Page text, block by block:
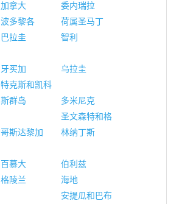
加拿大
委内瑞拉
波多黎各
荷属圣马丁
巴拉圭
智利
牙买加 乌拉圭
特克斯和凯科
斯群岛
多米尼克
哥斯达黎加
圣文森特和格
林纳丁斯
百慕大
伯利兹
格陵兰 海地
安提瓜和巴布